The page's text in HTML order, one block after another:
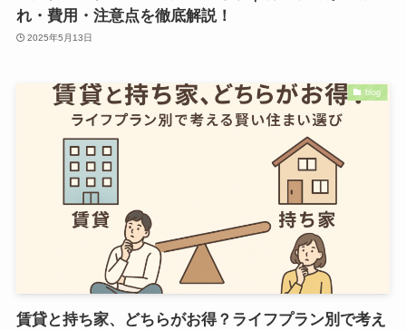
れ・費用・注意点を徹底解説！
2025年5月13日
blog
賃貸と持ち家、どちらがお得？ライフプラン別で考え